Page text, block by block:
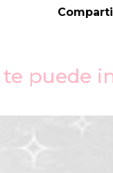
puede